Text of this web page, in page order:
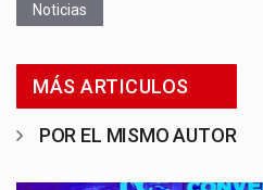
Noticias
MÁS ARTICULOS
POR EL MISMO AUTOR